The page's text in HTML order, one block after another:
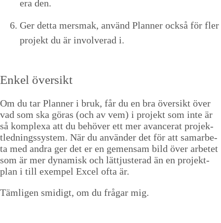
era den.
Ger det­ta mers­mak, använd Plan­ner ock­så för fler
pro­jekt du är involver­ad i.
Enkel över­sikt
Om du tar Plan­ner i bruk, får du en bra över­sikt över
vad som ska göras (och av vem) i pro­jekt som inte är
så kom­plexa att du behöver ett mer avancer­at pro­jek­
tled­ningssys­tem. När du använ­der det för att samar­be­
ta med andra ger det er en gemen­sam bild över arbetet
som är mer dynamisk och lät­tjuster­ad än en pro­jek­t­
plan i till exem­pel Excel ofta är.
Täm­li­gen smidigt, om du frå­gar mig.